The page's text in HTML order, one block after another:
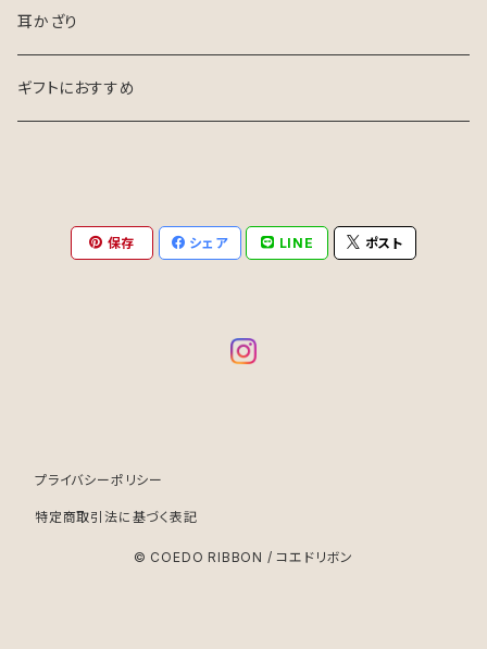
花嫁さま向け
お呼ばれ・参列
耳かざり
ギフトにおすすめ
保存 シェア LINE ポスト
プライバシーポリシー
特定商取引法に基づく表記
© COEDO RIBBON / コエドリボン